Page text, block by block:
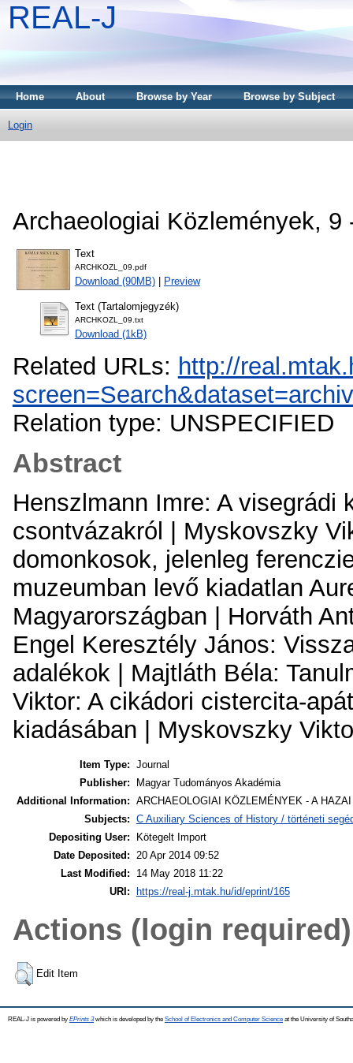
REAL-J
Home About Browse by Year Browse by Subject
Login
Archaeologiai Közlemények, 9
Text
ARCHKOZL_09.pdf
Download (90MB)| Preview
Text (Tartalomjegyzék)
ARCHKOZL_09.txt
Download (1kB)
Related URLs: http://
Relation type: UNSPECIFIED
Abstract
Henszlmann Imre: A visegrádi
csontvázakról | Myskovszky
domonkosok, jelenleg
muzeumban levő kiadatlan
Magyarországban | Horváth
Engel Keresztély János:
adalékok | Majtláth Béla:
Viktor: A cikádori cistercita-
kiadásában | Myskovszky
Item Type: Journal
Publisher:
Magyar Tudományos Akadémia
Additional Information: ARCHAEOLOGIAI KÖZLEMÉNYEK - A
Subjects: C Auxiliary Sciences of History / történeti
Depositing User:
Kötegelt Import
Date Deposited:
20 Apr 2014 09:52
Last Modified:
14 May 2018 11:22
URI:
https://real-j.mtak.hu/id/eprint/165
Actions (login required)
Edit Item
REAL-J is powered by EPrints 3which is developed by the School of Electronics and Computer Science at the University of